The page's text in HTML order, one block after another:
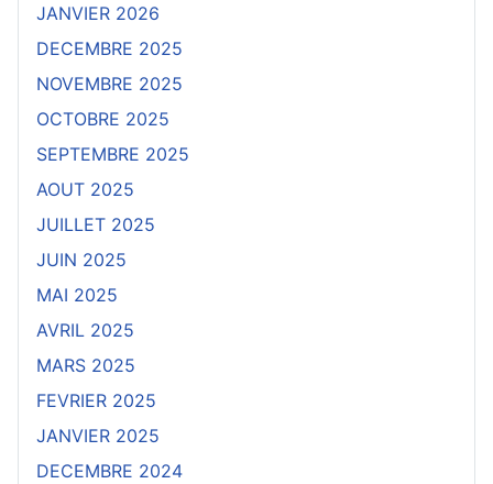
JANVIER 2026
DECEMBRE 2025
NOVEMBRE 2025
OCTOBRE 2025
SEPTEMBRE 2025
AOUT 2025
JUILLET 2025
JUIN 2025
MAI 2025
AVRIL 2025
MARS 2025
FEVRIER 2025
JANVIER 2025
DECEMBRE 2024